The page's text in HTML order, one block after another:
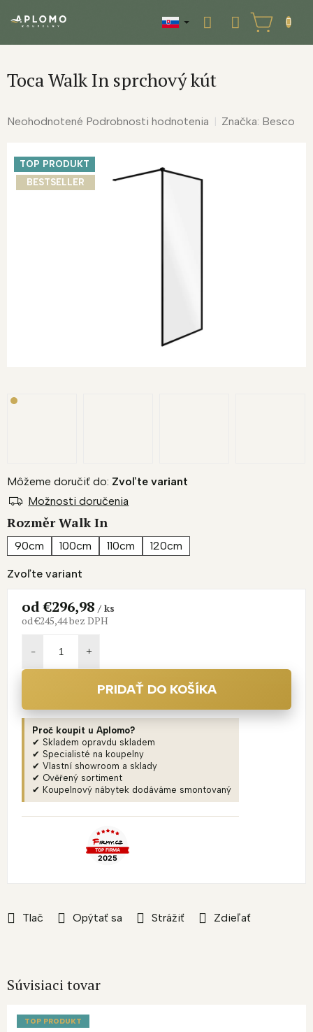
NÁKUPNÝ
KOŠÍK
Toca Walk In sprchový kút
Priemerné
Neohodnotené Podrobnosti hodnotenia Značka: Besco
TOP PRODUKT
BESTSELLER
Zvoľte variant
Môžeme doručiť do: Zvoľte variant
Možnosti doručenia
Rozměr Walk In
90cm 100cm 110cm 120cm
Tlač Opýtať sa Strážiť Zdieľať
od€296,98 / ks
od€245,44bez DPH
PRIDAŤ DO KOŠÍKA
Proč koupit u Aplomo?
✔ Skladem opravdu skladem
✔ Specialisté na koupelny
✔ Vlastní showroom a sklady
✔ Ověřený sortiment
✔ Koupelnový nábytek dodáváme smontovaný
Súvisiaci tovar
TOP PRODUKT